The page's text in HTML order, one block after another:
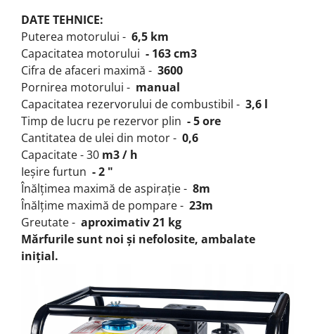
DATE TEHNICE:
Puterea motorului - 6,5 km
Capacitatea motorului - 163 cm3
Cifra de afaceri maximă - 3600
Pornirea motorului - manual
Capacitatea rezervorului de combustibil - 3,6 l
Timp de lucru pe rezervor plin - 5 ore
Cantitatea de ulei din motor - 0,6
Capacitate - 30 m3 / h
Ieșire furtun - 2 "
Înălțimea maximă de aspirație - 8m
Înălțime maximă de pompare - 23m
Greutate - aproximativ 21 kg
Mărfurile sunt noi și nefolosite, ambalate
inițial.